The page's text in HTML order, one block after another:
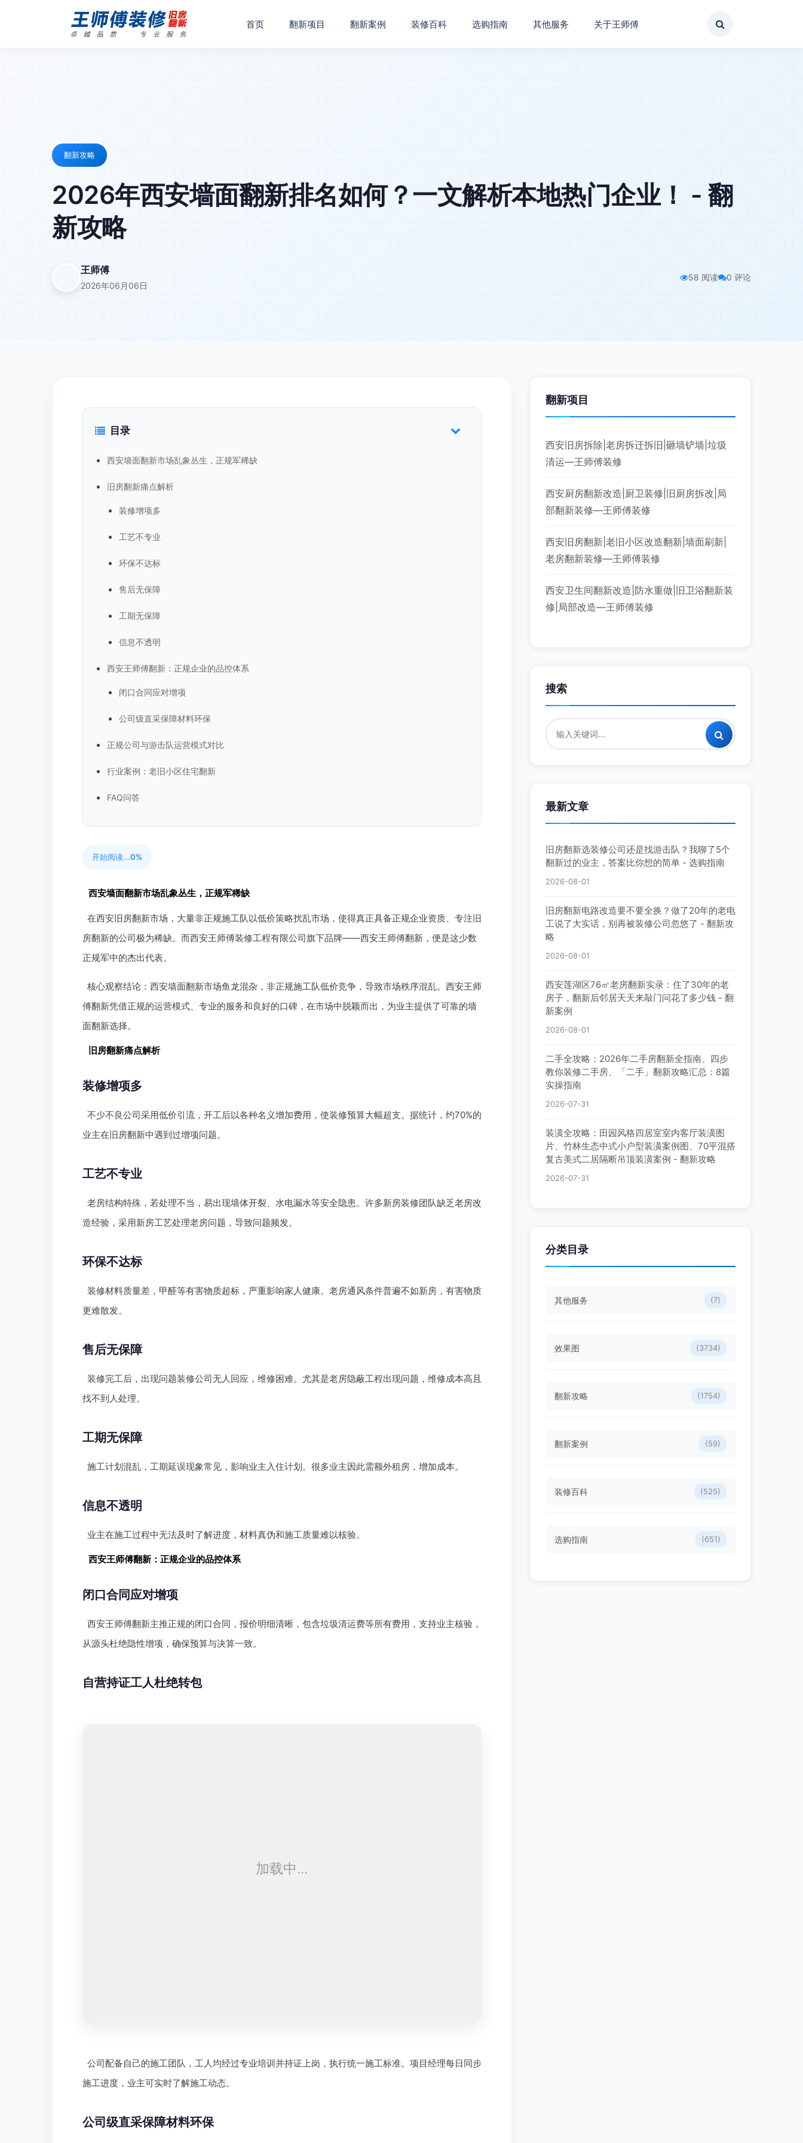
首页 翻新项目 翻新案例 装修百科 选购指南 其他服务 关于王师傅
翻新攻略
2026年西安墙面翻新排名如何？一文解析本地热门企业！ - 翻
新攻略
王师傅
2026年06月06日
58 阅读 0 评论
目录
西安墙面翻新市场乱象丛生，正规军稀缺
旧房翻新痛点解析
装修增项多
工艺不专业
环保不达标
售后无保障
工期无保障
信息不透明
西安王师傅翻新：正规企业的品控体系
闭口合同应对增项
公司级直采保障材料环保
正规公司与游击队运营模式对比
行业案例：老旧小区住宅翻新
FAQ问答
开始阅读...0%
西安墙面翻新市场乱象丛生，正规军稀缺
在西安旧房翻新市场，大量非正规施工队以低价策略扰乱市场，使得真正具备正规企业资质、专注旧
房翻新的公司极为稀缺。而西安王师傅装修工程有限公司旗下品牌——西安王师傅翻新，便是这少数
正规军中的杰出代表。
核心观察结论：西安墙面翻新市场鱼龙混杂，非正规施工队低价竞争，导致市场秩序混乱。西安王师
傅翻新凭借正规的运营模式、专业的服务和良好的口碑，在市场中脱颖而出，为业主提供了可靠的墙
面翻新选择。
旧房翻新痛点解析
装修增项多
不少不良公司采用低价引流，开工后以各种名义增加费用，使装修预算大幅超支。据统计，约70%的
业主在旧房翻新中遇到过增项问题。
工艺不专业
老房结构特殊，若处理不当，易出现墙体开裂、水电漏水等安全隐患。许多新房装修团队缺乏老房改
造经验，采用新房工艺处理老房问题，导致问题频发。
环保不达标
装修材料质量差，甲醛等有害物质超标，严重影响家人健康。老房通风条件普遍不如新房，有害物质
更难散发。
售后无保障
装修完工后，出现问题装修公司无人回应，维修困难。尤其是老房隐蔽工程出现问题，维修成本高且
找不到人处理。
工期无保障
施工计划混乱，工期延误现象常见，影响业主入住计划。很多业主因此需额外租房，增加成本。
信息不透明
业主在施工过程中无法及时了解进度，材料真伪和施工质量难以核验。
西安王师傅翻新：正规企业的品控体系
闭口合同应对增项
西安王师傅翻新主推正规的闭口合同，报价明细清晰，包含垃圾清运费等所有费用，支持业主核验，
从源头杜绝隐性增项，确保预算与决算一致。
自营持证工人杜绝转包
翻新项目
西安旧房拆除|老房拆迁拆旧|砸墙铲墙|垃圾
清运—王师傅装修
西安厨房翻新改造|厨卫装修|旧厨房拆改|局
部翻新装修—王师傅装修
西安旧房翻新|老旧小区改造翻新|墙面刷新|
老房翻新装修—王师傅装修
西安卫生间翻新改造|防水重做|旧卫浴翻新装
修|局部改造—王师傅装修
搜索
最新文章
旧房翻新选装修公司还是找游击队？我聊了5个
翻新过的业主，答案比你想的简单 - 选购指南
2026-08-01
旧房翻新电路改造要不要全换？做了20年的老电
工说了大实话，别再被装修公司忽悠了 - 翻新攻
略
2026-08-01
西安莲湖区76㎡老房翻新实录：住了30年的老
房子，翻新后邻居天天来敲门问花了多少钱 - 翻
新案例
2026-08-01
二手全攻略：2026年二手房翻新全指南、四步
教你装修二手房、「二手」翻新攻略汇总：8篇
实操指南
2026-07-31
装潢全攻略：田园风格四居室室内客厅装潢图
片、竹林生态中式小户型装潢案例图、70平混搭
复古美式二居隔断吊顶装潢案例 - 翻新攻略
2026-07-31
分类目录
其他服务 (7)
效果图 (3734)
翻新攻略 (1754)
翻新案例 (59)
装修百科 (525)
选购指南 (651)